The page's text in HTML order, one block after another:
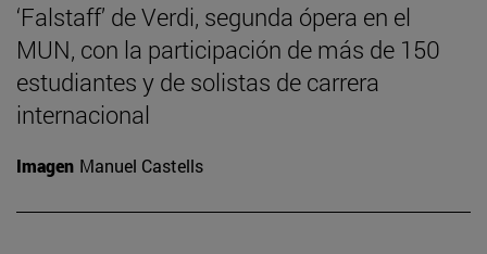
‘Falstaff’ de Verdi, segunda ópera en el
MUN, con la participación de más de 150
estudiantes y de solistas de carrera
internacional
Imagen Manuel Castells